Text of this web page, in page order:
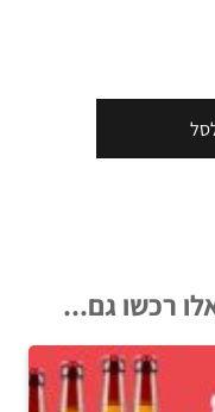
רכשו גם...